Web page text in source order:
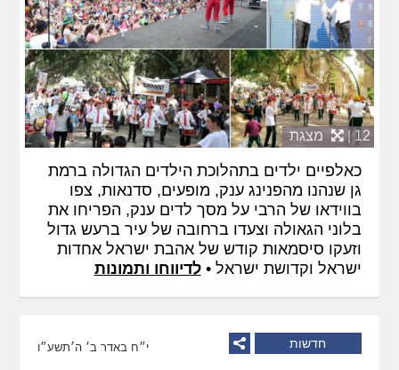
12 | מצגת
כאלפיים ילדים בתהלוכת הילדים הגדולה ברמת
גן שנהנו מהפנינג ענק, מופעים, סדנאות, צפו
בווידאו של הרבי על מסך לדים ענק, הפריחו את
בלוני הגאולה וצעדו ברחובה של עיר ברעש גדול
וזעקו סיסמאות קודש של אהבת ישראל אחדות
ישראל וקדושת ישראל • לדיווחו ותמונות
חדשות י״ח באדר ב׳ ה׳תשע״ו